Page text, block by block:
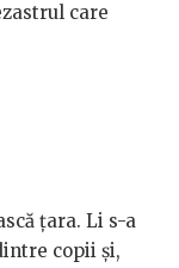
care
țara. Li s-a
copii și,